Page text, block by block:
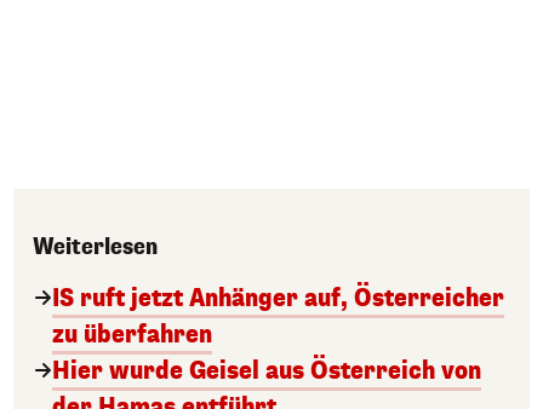
Weiterlesen
IS ruft jetzt Anhänger auf, Österreicher
zu überfahren
Hier wurde Geisel aus Österreich von